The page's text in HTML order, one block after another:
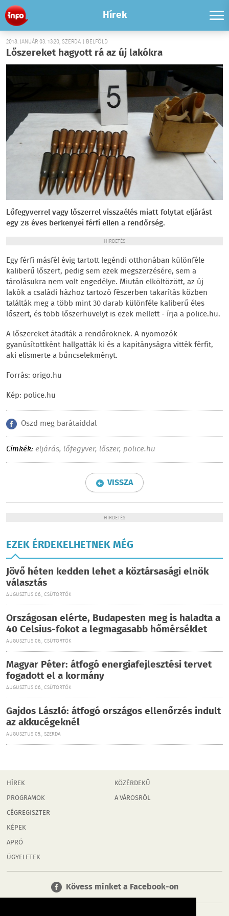
Hírek
2018. JANUÁR 03. 13:20, SZERDA | BELFÖLD
Lőszereket hagyott rá az új lakókra
Lőfegyverrel vagy lőszerrel visszaélés miatt folytat eljárást
egy 28 éves berkenyei férfi ellen a rendőrség.
HIRDETÉS
Egy férfi másfél évig tartott legéndi otthonában különféle
kaliberű lőszert, pedig sem ezek megszerzésére, sem a
tárolásukra nem volt engedélye. Miután elköltözött, az új
lakók a családi házhoz tartozó fészerben takarítás közben
találták meg a több mint 30 darab különféle kaliberű éles
lőszert, és több lőszerhüvelyt is ezek mellett - írja a police.hu.
A lőszereket átadták a rendőröknek. A nyomozók
gyanúsítottként hallgatták ki és a kapitányságra vitték férfit,
aki elismerte a bűncselekményt.
Forrás: origo.hu
Kép: police.hu
Oszd meg barátaiddal
Címkék: eljárás, lőfegyver, lőszer, police.hu
VISSZA
HIRDETÉS
EZEK ÉRDEKELHETNEK MÉG
Jövő héten kedden lehet a köztársasági elnök
választás
AUGUSZTUS 06., CSÜTÖRTÖK
Országosan elérte, Budapesten meg is haladta a
40 Celsius-fokot a legmagasabb hőmérséklet
AUGUSZTUS 06., CSÜTÖRTÖK
Magyar Péter: átfogó energiafejlesztési tervet
fogadott el a kormány
AUGUSZTUS 06., CSÜTÖRTÖK
Gajdos László: átfogó országos ellenőrzés indult
az akkucégeknél
AUGUSZTUS 05., SZERDA
HÍREK
PROGRAMOK
CÉGREGISZTER
KÉPEK
APRÓ
ÜGYELETEK
KÖZÉRDEKŰ
A VÁROSRÓL
Kövess minket a Facebook-on